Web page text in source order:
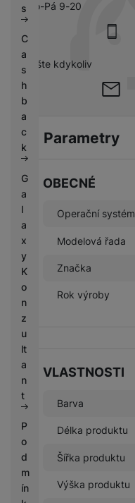
s
C
a
s
h
b
a
c
k
G
a
l
a
x
y
K
o
n
z
u
lt
a
n
t
P
o
d
m
ín
Po-Pá 9-20
pište kdykoliv
Parametry
OBECNÉ
Operační systém
Modelová řada
Značka
Rok výroby
VLASTNOSTI
Barva
Délka produktu
Šířka produktu
Výška produktu